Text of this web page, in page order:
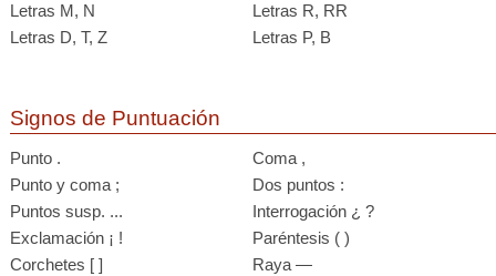
Letras M, N
Letras R, RR
Letras D, T, Z
Letras P, B
Signos de Puntuación
Punto .
Coma ,
Punto y coma ;
Dos puntos :
Puntos susp. ...
Interrogación ¿ ?
Exclamación ¡ !
Paréntesis ( )
Corchetes [ ]
Raya —